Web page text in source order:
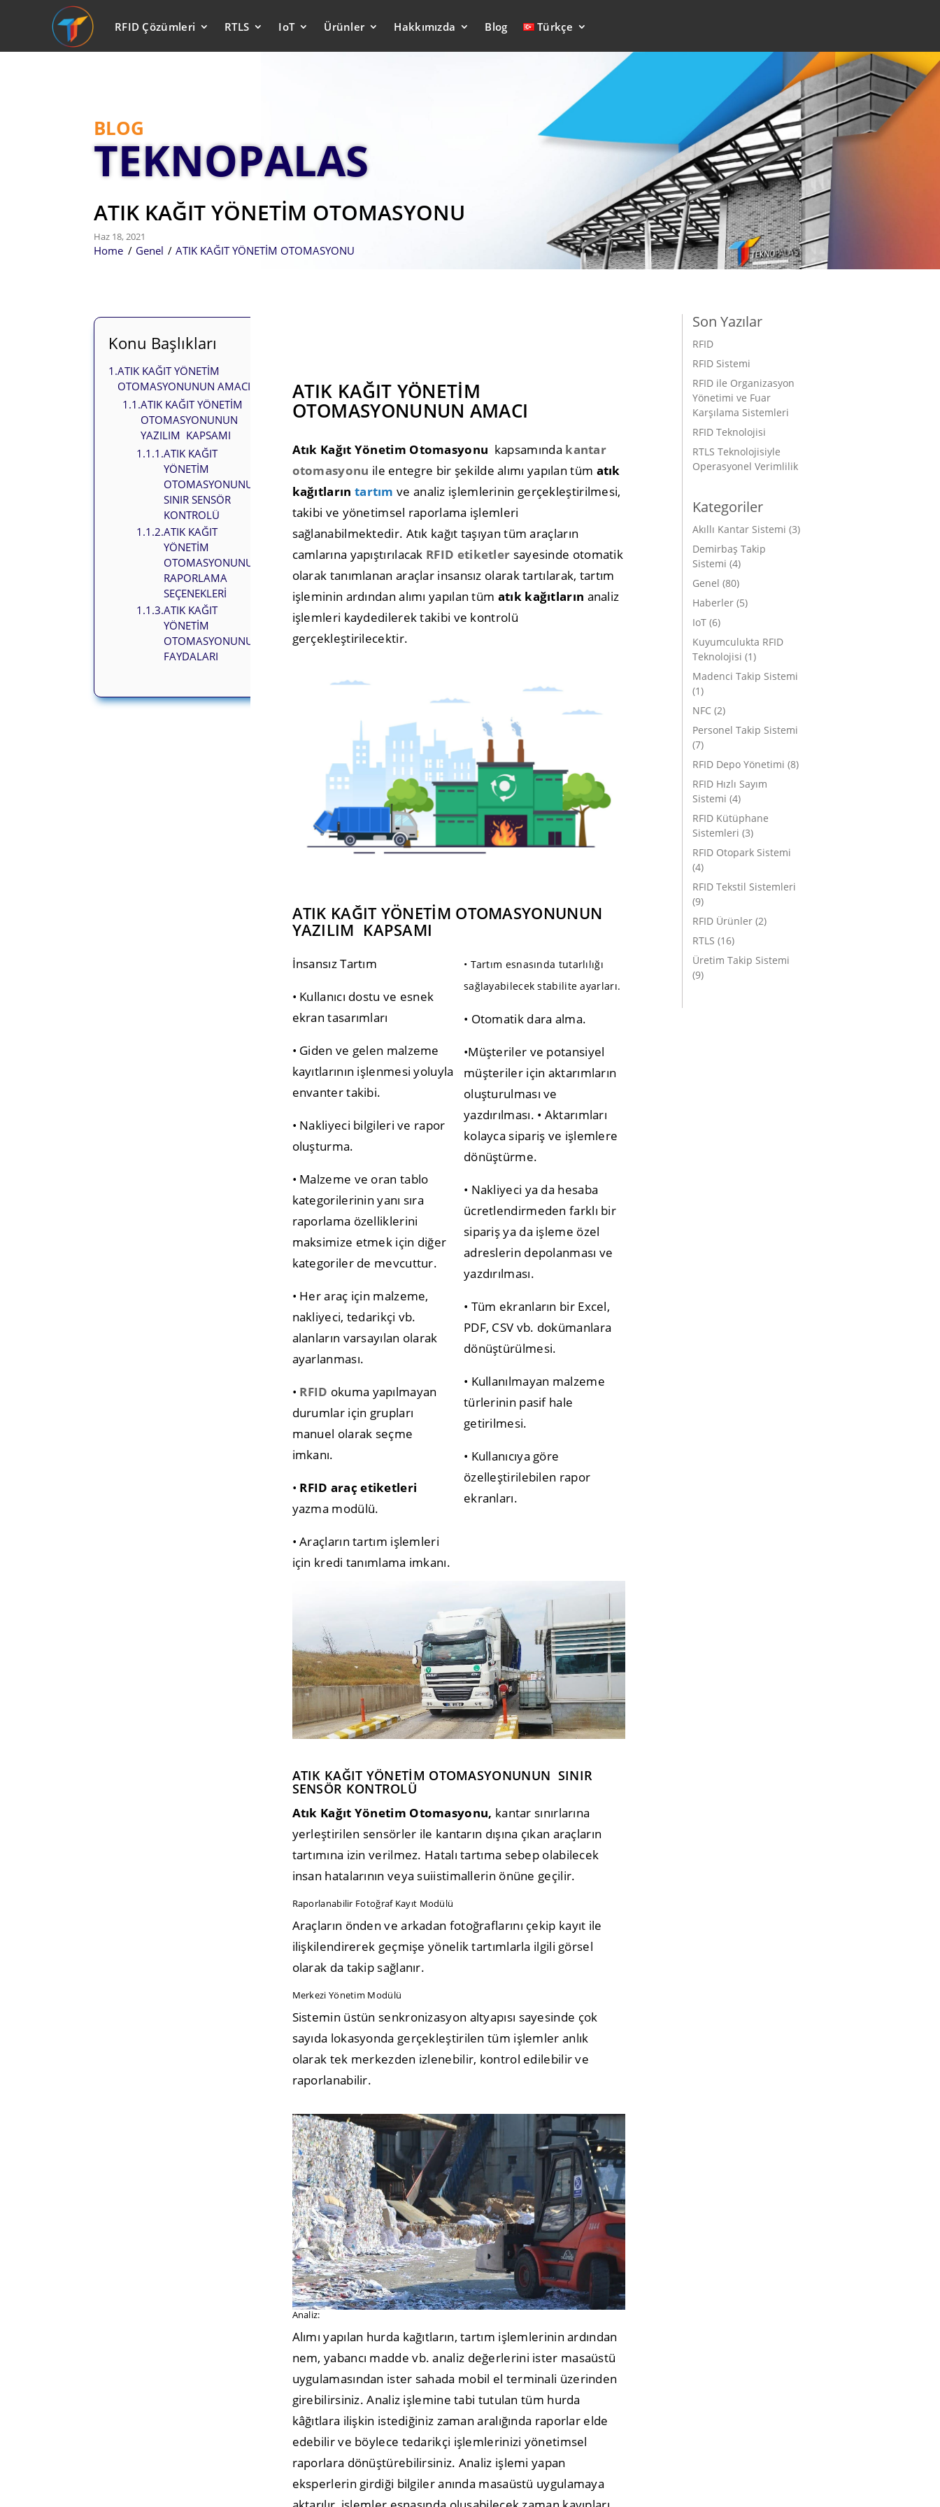
RFID Çözümleri RTLS IoT Ürünler Hakkımızda Blog Türkçe
BLOG
TEKNOPALAS
ATIK KAĞIT YÖNETİM OTOMASYONU
Haz 18, 2021
Home / Genel / ATIK KAĞIT YÖNETİM OTOMASYONU
Konu Başlıkları
1.ATIK KAĞIT YÖNETİM
OTOMASYONUNUN AMACI
1.1.ATIK KAĞIT YÖNETİM
OTOMASYONUNUN
YAZILIM KAPSAMI
1.1.1.ATIK KAĞIT
YÖNETİM
OTOMASYONUNUN
SINIR SENSÖR
KONTROLÜ
1.1.2.ATIK KAĞIT
YÖNETİM
OTOMASYONUNUN
RAPORLAMA
SEÇENEKLERİ
1.1.3.ATIK KAĞIT
YÖNETİM
OTOMASYONUNUN
FAYDALARI
ATIK KAĞIT YÖNETİM
OTOMASYONUNUN AMACI
Atık Kağıt Yönetim Otomasyonu kapsamında kantar
otomasyonu ile entegre bir şekilde alımı yapılan tüm atık
kağıtların tartım ve analiz işlemlerinin gerçekleştirilmesi,
takibi ve yönetimsel raporlama işlemleri
sağlanabilmektedir. Atık kağıt taşıyan tüm araçların
camlarına yapıştırılacak RFID etiketler sayesinde otomatik
olarak tanımlanan araçlar insansız olarak tartılarak, tartım
işleminin ardından alımı yapılan tüm atık kağıtların analiz
işlemleri kaydedilerek takibi ve kontrolü
gerçekleştirilecektir.
ATIK KAĞIT YÖNETİM OTOMASYONUNUN
YAZILIM KAPSAMI
İnsansız Tartım
• Kullanıcı dostu ve esnek
ekran tasarımları
• Giden ve gelen malzeme
kayıtlarının işlenmesi yoluyla
envanter takibi.
• Nakliyeci bilgileri ve rapor
oluşturma.
• Malzeme ve oran tablo
kategorilerinin yanı sıra
raporlama özelliklerini
maksimize etmek için diğer
kategoriler de mevcuttur.
• Her araç için malzeme,
nakliyeci, tedarikçi vb.
alanların varsayılan olarak
ayarlanması.
• RFID okuma yapılmayan
durumlar için grupları
manuel olarak seçme
imkanı.
• RFID araç etiketleri
yazma modülü.
• Araçların tartım işlemleri
için kredi tanımlama imkanı.
• Tartım esnasında tutarlılığı
sağlayabilecek stabilite ayarları.
• Otomatik dara alma.
•Müşteriler ve potansiyel
müşteriler için aktarımların
oluşturulması ve
yazdırılması. • Aktarımları
kolayca sipariş ve işlemlere
dönüştürme.
• Nakliyeci ya da hesaba
ücretlendirmeden farklı bir
sipariş ya da işleme özel
adreslerin depolanması ve
yazdırılması.
• Tüm ekranların bir Excel,
PDF, CSV vb. dokümanlara
dönüştürülmesi.
• Kullanılmayan malzeme
türlerinin pasif hale
getirilmesi.
• Kullanıcıya göre
özelleştirilebilen rapor
ekranları.
ATIK KAĞIT YÖNETİM OTOMASYONUNUN SINIR
SENSÖR KONTROLÜ
Atık Kağıt Yönetim Otomasyonu, kantar sınırlarına
yerleştirilen sensörler ile kantarın dışına çıkan araçların
tartımına izin verilmez. Hatalı tartıma sebep olabilecek
insan hatalarının veya suiistimallerin önüne geçilir.
Raporlanabilir Fotoğraf Kayıt Modülü
Araçların önden ve arkadan fotoğraflarını çekip kayıt ile
ilişkilendirerek geçmişe yönelik tartımlarla ilgili görsel
olarak da takip sağlanır.
Merkezi Yönetim Modülü
Sistemin üstün senkronizasyon altyapısı sayesinde çok
sayıda lokasyonda gerçekleştirilen tüm işlemler anlık
olarak tek merkezden izlenebilir, kontrol edilebilir ve
raporlanabilir.
Analiz:
Alımı yapılan hurda kağıtların, tartım işlemlerinin ardından
nem, yabancı madde vb. analiz değerlerini ister masaüstü
uygulamasından ister sahada mobil el terminali üzerinden
girebilirsiniz. Analiz işlemine tabi tutulan tüm hurda
kâğıtlara ilişkin istediğiniz zaman aralığında raporlar elde
edebilir ve böylece tedarikçi işlemlerinizi yönetimsel
raporlara dönüştürebilirsiniz. Analiz işlemi yapan
eksperlerin girdiği bilgiler anında masaüstü uygulamaya
Son Yazılar
RFID
RFID Sistemi
RFID ile Organizasyon
Yönetimi ve Fuar
Karşılama Sistemleri
RFID Teknolojisi
RTLS Teknolojisiyle
Operasyonel Verimlilik
Kategoriler
Akıllı Kantar Sistemi (3)
Demirbaş Takip
Sistemi (4)
Genel (80)
Haberler (5)
IoT (6)
Kuyumculukta RFID
Teknolojisi (1)
Madenci Takip Sistemi
(1)
NFC (2)
Personel Takip Sistemi
(7)
RFID Depo Yönetimi (8)
RFID Hızlı Sayım
Sistemi (4)
RFID Kütüphane
Sistemleri (3)
RFID Otopark Sistemi
(4)
RFID Tekstil Sistemleri
(9)
RFID Ürünler (2)
RTLS (16)
Üretim Takip Sistemi
(9)